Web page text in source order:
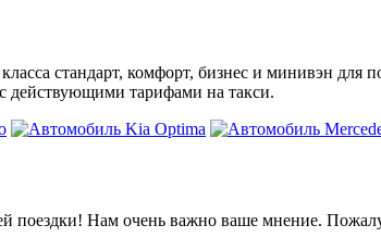
стандарт, комфорт, бизнес и минивэн
действующими тарифами на такси.
Нам очень важно ваше мнение.